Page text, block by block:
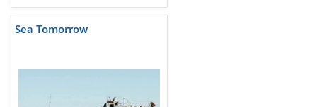
Sea Tomorrow